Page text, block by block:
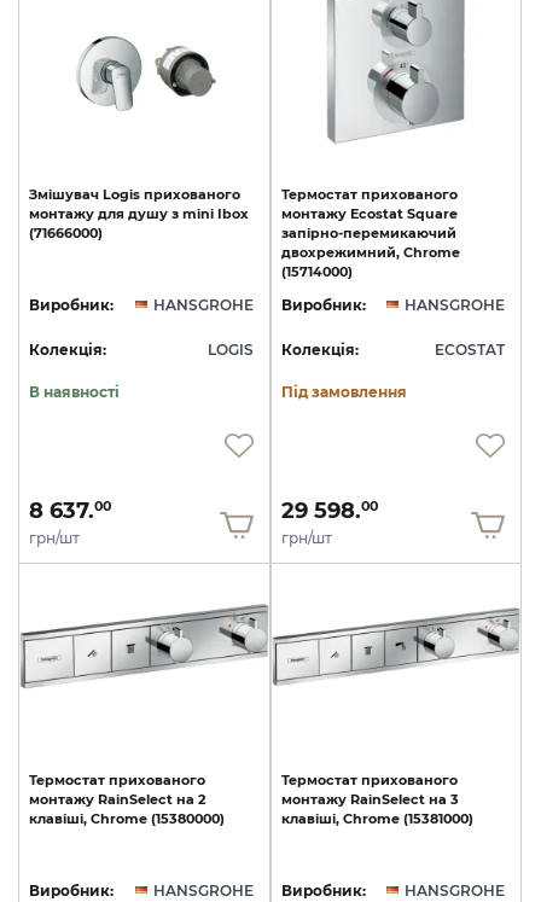
Змішувач Logis прихованого
монтажу для душу з mini Ibox
(71666000)
Виробник: HANSGROHE
Колекція: LOGIS
В наявності
8 637.00
грн/шт
Термостат прихованого
монтажу Ecostat Square
запірно-перемикаючий
двохрежимний, Chrome
(15714000)
Виробник: HANSGROHE
Колекція: ECOSTAT
Під замовлення
29 598.00
грн/шт
Термостат прихованого
монтажу RainSelect на 2
клавіші, Chrome (15380000)
Виробник: HANSGROHE
Термостат прихованого
монтажу RainSelect на 3
клавіші, Chrome (15381000)
Виробник: HANSGROHE